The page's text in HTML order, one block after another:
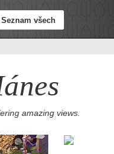
Seznam všech
amazing views.